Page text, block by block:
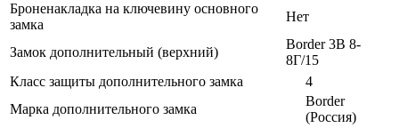
Броненакладка на ключевину основного
замка
Нет
Замок дополнительный (верхний)
Border 3В 8-
8Г/15
Класс защиты дополнительного замка
4
Марка дополнительного замка
Border
(Россия)